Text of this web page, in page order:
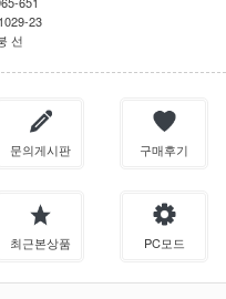
23
선
문의게시판 구매후기
최근본상품 PC모드